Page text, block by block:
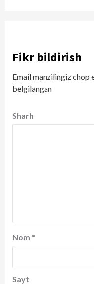
Fikr bildirish
Email manzilingiz chop
belgilangan
Sharh
Nom *
Sayt